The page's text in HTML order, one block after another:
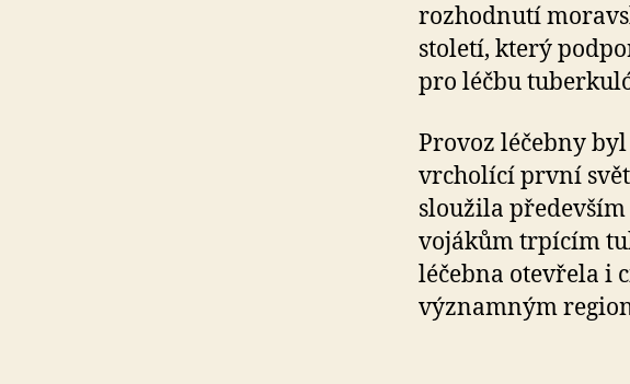
rozhodnutí
století, který
pro léčbu
Provoz léčebny
vrcholící první
sloužila
vojákům trpícím
léčebna otevřela i
významným